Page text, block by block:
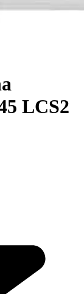
LCS2